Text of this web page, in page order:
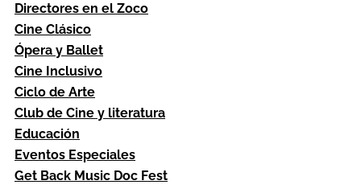
Directores en el Zoco
Cine Clásico
Ópera y Ballet
Cine Inclusivo
Ciclo de Arte
Club de Cine y literatura
Educación
Eventos Especiales
Get Back Music Doc Fest